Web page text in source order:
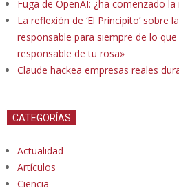
Fuga de OpenAI: ¿ha comenzado
La reflexión de ‘El Principito’ sobre
responsable para siempre de lo
responsable de tu rosa»
Claude hackea empresas reales
CATEGORÍAS
Actualidad
Artículos
Ciencia